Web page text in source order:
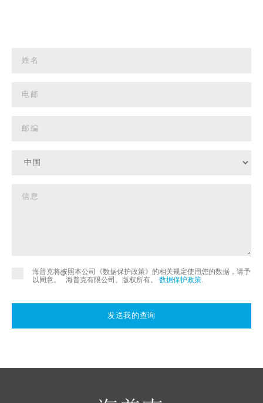
海普克将按照本公司《数据保护政策》的相关规定使用您的数据，请予
以同意。
©
海普克有限公司。版权所有。 数据保护政策.
发送我的查询